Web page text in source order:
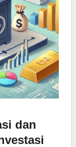
dan